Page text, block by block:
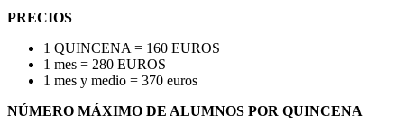
PRECIOS
1 QUINCENA = 160 EUROS
1 mes = 280 EUROS
1 mes y medio = 370 euros
NÚMERO MÁXIMO DE ALUMNOS POR QUINCENA